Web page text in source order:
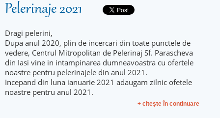
Pelerinaje 2021
Dragi pelerini,
Dupa anul 2020, plin de incercari din toate punctele de
vedere, Centrul Mitropolitan de Pelerinaj Sf. Parascheva
din Iasi vine in intampinarea dumneavoastra cu ofertele
noastre pentru pelerinajele din anul 2021.
Incepand din luna ianuarie 2021 adaugam zilnic ofetele
noastre pentru anul 2021.
+ citeşte în continuare